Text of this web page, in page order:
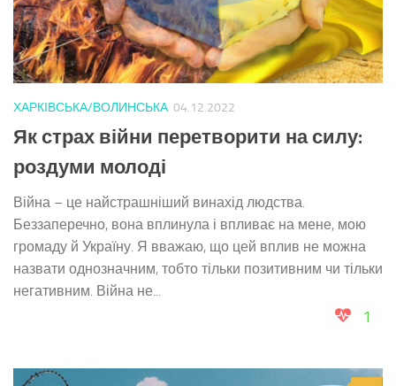
ХАРКІВСЬКА/ВОЛИНСЬКА 04.12.2022
Як страх війни перетворити на силу:
роздуми молоді
Війна – це найстрашніший винахід людства.
Беззаперечно, вона вплинула і впливає на мене, мою
громаду й Україну. Я вважаю, що цей вплив не можна
назвати однозначним, тобто тільки позитивним чи тільки
негативним. Війна не...
1